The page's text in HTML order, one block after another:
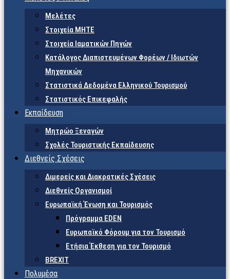
Μελέτες
Στοιχεία ΜΗΤΕ
Στοιχεία Ιαματικών Πηγών
Κατάλογος Διαπιστευμένων Φορέων / Ιδιωτών
Μηχανικών
Στατιστικά Δεδομένα Ελληνικού Τουρισμού
Στατιστικός Επικεφαλής
Εκπαίδευση
Μητρώο Ξεναγών
Σχολές Τουριστικής Εκπαίδευσης
Διεθνείς Σχέσεις
Διμερείς και Διακρατικές Σχέσεις
Διεθνείς Οργανισμοί
Ευρωπαϊκή Ένωση και Τουρισμός
Πρόγραμμα EDEN
Ευρωπαϊκό Φόρουμ για τον Τουρισμό
Ετήσια Έκθεση για τον Τουρισμό
BREXIT
Πολυμέσα